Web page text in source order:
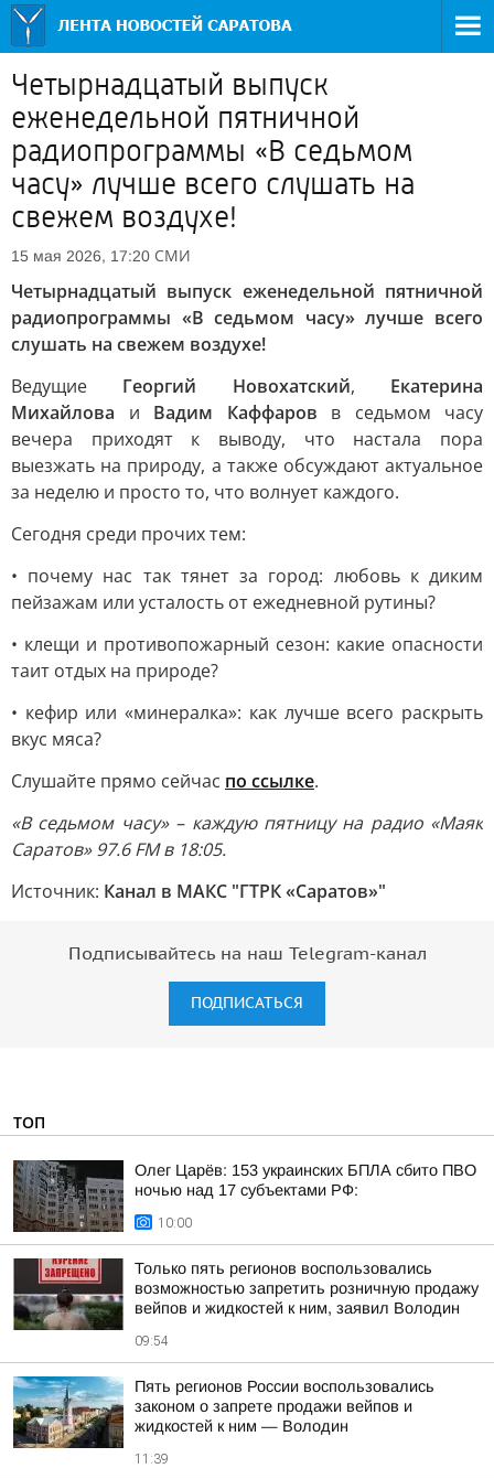
Четырнадцатый выпуск
еженедельной пятничной
радиопрограммы «В седьмом
часу» лучше всего слушать на
свежем воздухе!
15 мая 2026, 17:20 СМИ
Четырнадцатый выпуск еженедельной пятничной
радиопрограммы «В седьмом часу» лучше всего
слушать на свежем воздухе!
Ведущие Георгий Новохатский, Екатерина
Михайлова и Вадим Каффаров в седьмом часу
вечера приходят к выводу, что настала пора
выезжать на природу, а также обсуждают актуальное
за неделю и просто то, что волнует каждого.
Сегодня среди прочих тем:
• почему нас так тянет за город: любовь к диким
пейзажам или усталость от ежедневной рутины?
• клещи и противопожарный сезон: какие опасности
таит отдых на природе?
• кефир или «минералка»: как лучше всего раскрыть
вкус мяса?
Слушайте прямо сейчас по ссылке.
«В седьмом часу» – каждую пятницу на радио «Маяк
Саратов» 97.6 FM в 18:05.
Источник: Канал в МАКС "ГТРК «Саратов»"
Подписывайтесь на наш Telegram-канал
ПОДПИСАТЬСЯ
ТОП
Олег Царёв: 153 украинских БПЛА сбито ПВО
ночью над 17 субъектами РФ:
10:00
Только пять регионов воспользовались
возможностью запретить розничную продажу
вейпов и жидкостей к ним, заявил Володин
09:54
Пять регионов России воспользовались
законом о запрете продажи вейпов и
жидкостей к ним — Володин
11:39